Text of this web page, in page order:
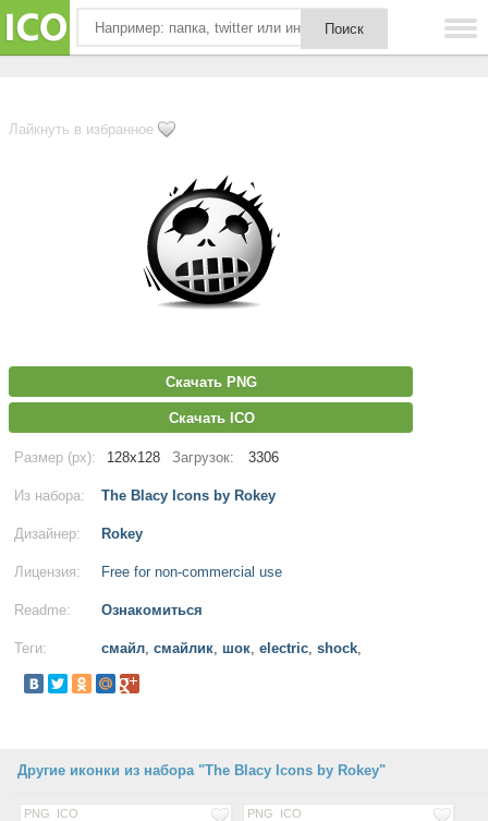
Лайкнуть в избранное
Скачать PNG
Скачать ICO
Размер (px): 128x128 Загрузок: 3306
Из набора: The Blacy Icons by Rokey
Дизайнер: Rokey
Лицензия: Free for non-commercial use
Readme: Ознакомиться
Теги: смайл, смайлик, шок, electric, shock,
Другие иконки из набора "The Blacy Icons by Rokey"
PNG ICO PNG ICO